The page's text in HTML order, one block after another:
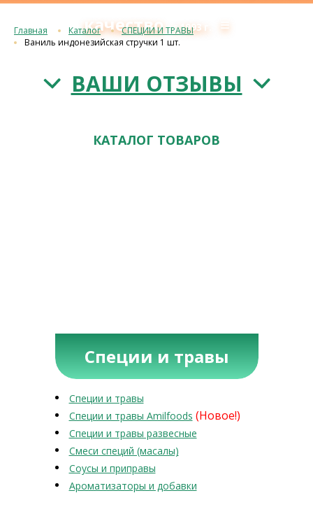
качествос 1993 г. ≡
Главная Каталог
СПЕЦИИ И ТРАВЫ
Ваниль индонезийская стручки 1 шт.
ВАШИ ОТЗЫВЫ
КАТАЛОГ ТОВАРОВ
Специи и травы
Специи и травы
Специи и травы Amilfoods (Новое!)
Специи и травы развесные
Смеси специй (масалы)
Соусы и приправы
Ароматизаторы и добавки